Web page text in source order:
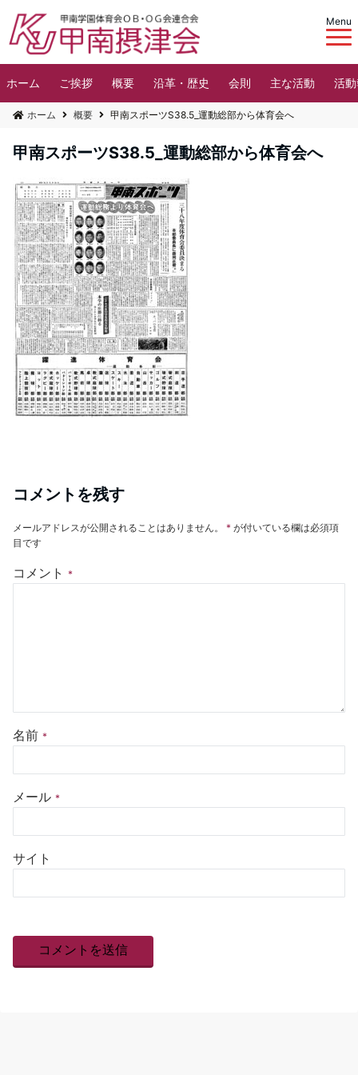
Menu
ホーム ご挨拶 概要 沿革・歴史 会則 主な活動 活
ホーム 概要 甲南スポーツS38.5_運動総部から体育会へ
甲南スポーツS38.5_運動総部から体育会へ
コメントを残す
メールアドレスが公開されることはありません。 * が付いている欄は必須項
目です
コメント *
名前 *
メール *
サイト